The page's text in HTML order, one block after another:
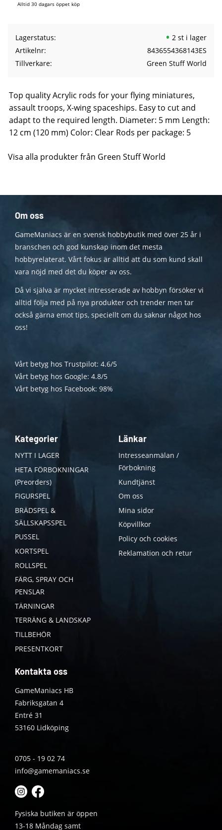
Alltid 30 dagars öppet köp
Lagerstatus
2 st i lager
Artikelnr
8436554368143ES
Tillverkare
Green Stuff World
Top quality Acrylic rods for your flying miniatures,
assault troops, X-wing spaceships. Easy to cut and
adapt to the required length. Diameter: 5 mm Length:
12 cm (120 mm) Color: Clear Rods per package: 5
Visa alla produkter från Green Stuff World
Om oss
GameManiacs är en svensk hobbybutik med över 25 år i
branschen och god kunskap inom det mesta
hobbyrelaterat. Vårt fokus är alltid att du som kund skall
vara nöjd med det du köper av oss.
Då vi själva är mycket intresserade av hobbyn försöker vi
alltid följa med på nya produkter och trender men tar
också gärna emot tips, speciellt om du saknar något hos
oss!
Vårt betyg hos Trustpilot: 4.6/5
Vårt betyg hos Google: 4.8/5
Vårt betyg hos Facebook: 98%
Kategorier
NYTT I LAGER
HETA FÖRBOKNINGAR
(Preorders)
FIGURSPEL
BRÄDSPEL &
SÄLLSKAPSSPEL
PUSSEL
KORTSPEL
ROLLSPEL
FÄRG, SPRAY OCH
PENSLAR
TÄRNINGAR
TERRÄNG & LANDSKAP
TILLBEHÖR
PRESENTKORT
Länkar
Intresseanmälan /
Förbokning
Kundtjänst
Om oss
Mina sidor
Köpvillkor
Policy och cookies
Reklamation och retur
Kontakta oss
GameManiacs HB
Fabriksgatan 4
Entré 31
53160 Lidköping
0705 - 19 02 74
info@gamemaniacs.se
Fysiska butiken är öppen
13-18 Måndag samt